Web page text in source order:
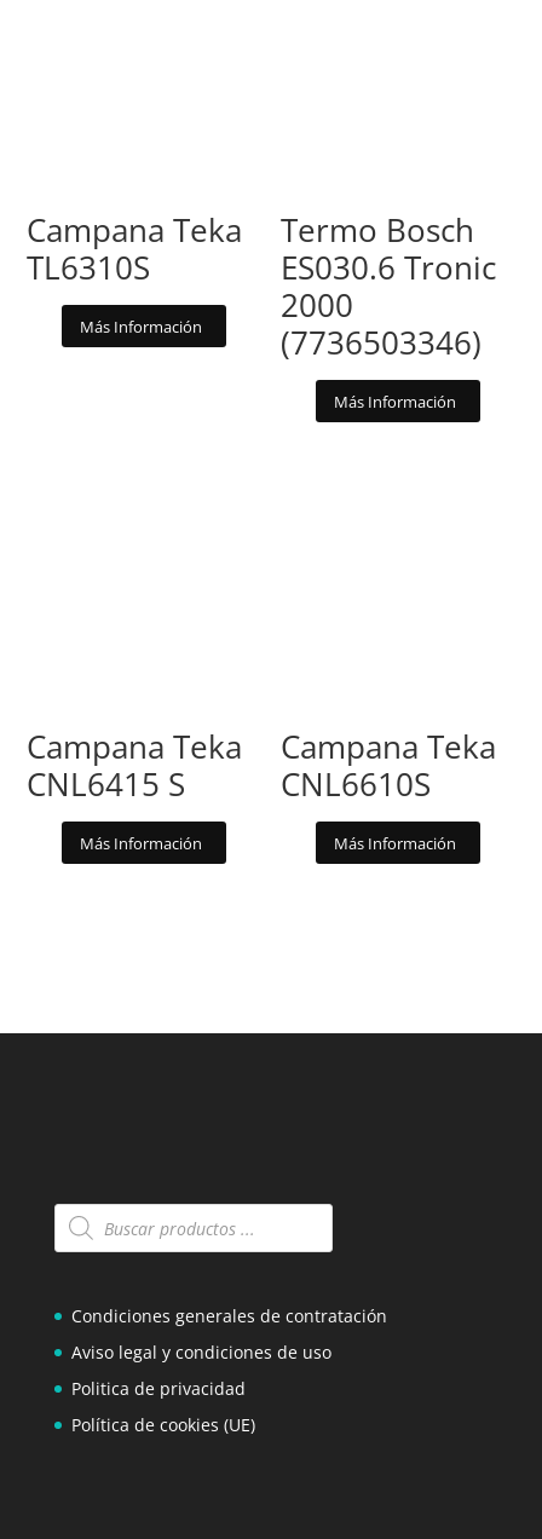
Campana Teka
TL6310S
Más Información
Termo Bosch
ES030.6 Tronic
2000
(7736503346)
Más Información
Campana Teka
CNL6415 S
Más Información
Campana Teka
CNL6610S
Más Información
Búsqueda
de
Condiciones generales de contratación
Aviso legal y condiciones de uso
Politica de privacidad
Política de cookies (UE)